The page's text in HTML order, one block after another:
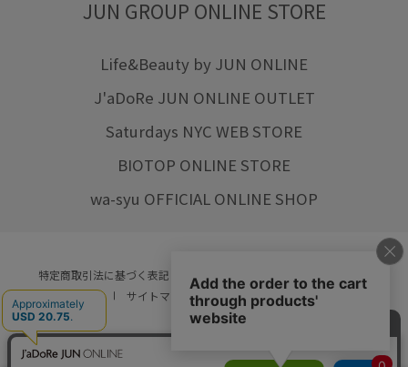
JUN GROUP ONLINE STORE
Life&Beauty by JUN ONLINE
J'aDoRe JUN ONLINE OUTLET
Saturdays NYC WEB STORE
BIOTOP ONLINE STORE
wa-syu OFFICIAL ONLINE SHOP
特定商取引法に基づく表記 プライバシーポリシー
会社概要
ご利用規約
サイトマップ リクルート ご利用ガイド